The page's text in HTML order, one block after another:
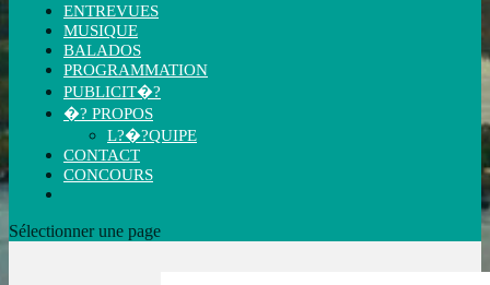
ENTREVUES
MUSIQUE
BALADOS
PROGRAMMATION
PUBLICIT�?
�? PROPOS
L?�?QUIPE
CONTACT
CONCOURS
Sélectionner une page